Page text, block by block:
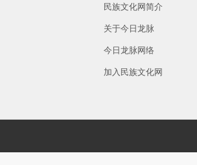
民族文化网简介
关于今日龙脉
今日龙脉网络
加入民族文化网